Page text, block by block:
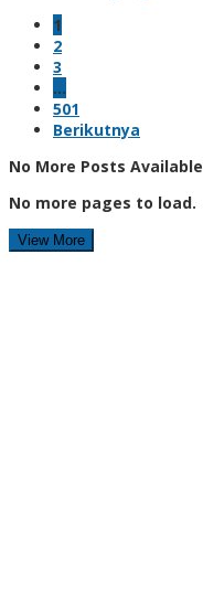
1
2
3
…
501
Berikutnya
No More Posts
No more pages to load.
View More